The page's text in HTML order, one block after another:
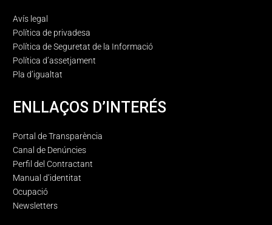
Avís legal
Política de privadesa
Política de Seguretat de la Informació
Política d’assetjament
Pla d’igualtat
ENLLAÇOS D’INTERÉS
Portal de Transparència
Canal de Denúncies
Perfil del Contractant
Manual d’identitat
Ocupació
Newsletters